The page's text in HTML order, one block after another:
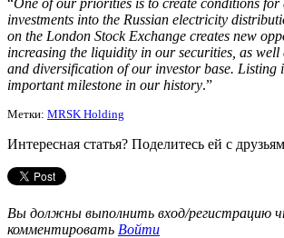
investments into the Russian electricity
on the London Stock Exchange creates new
increasing the liquidity in our securities, as well
and diversification of our investor base. Listing
important milestone in our history.”
Метки: MRSK Holding
Интересная статья? Поделитесь ей с
Вы должны выполнить вход/регистрацию
комментировать Войти